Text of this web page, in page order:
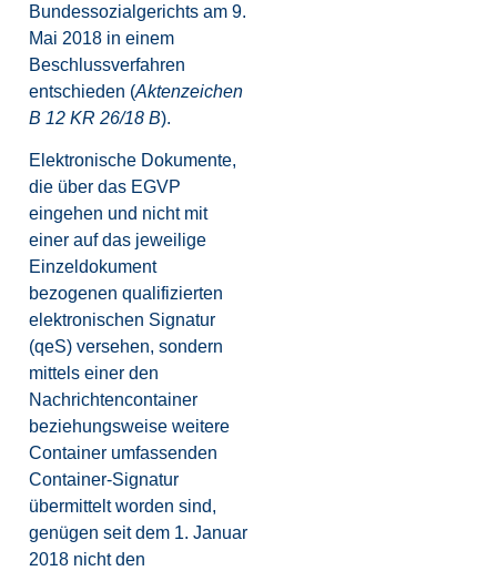
Bundessozialgerichts am 9.
Mai 2018 in einem
Beschlussverfahren
entschieden (Aktenzeichen
B 12 KR 26/18 B).
Elektronische Dokumente,
die über das EGVP
eingehen und nicht mit
einer auf das jeweilige
Einzeldokument
bezogenen qualifizierten
elektronischen Signatur
(qeS) versehen, sondern
mittels einer den
Nachrichtencontainer
beziehungsweise weitere
Container umfassenden
Container-Signatur
übermittelt worden sind,
genügen seit dem 1. Januar
2018 nicht den